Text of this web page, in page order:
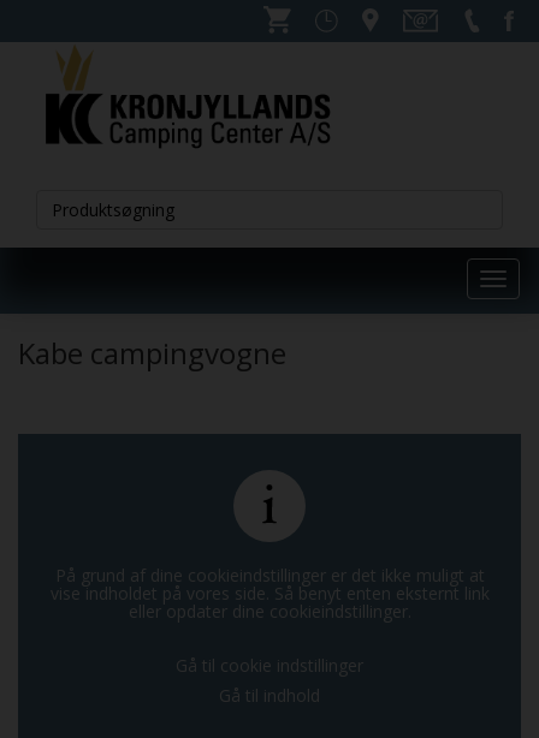
Kabe campingvogne
På grund af dine cookieindstillinger er det ikke muligt at
vise indholdet på vores side. Så benyt enten eksternt link
eller opdater dine cookieindstillinger.
Gå til cookie indstillinger
Gå til indhold